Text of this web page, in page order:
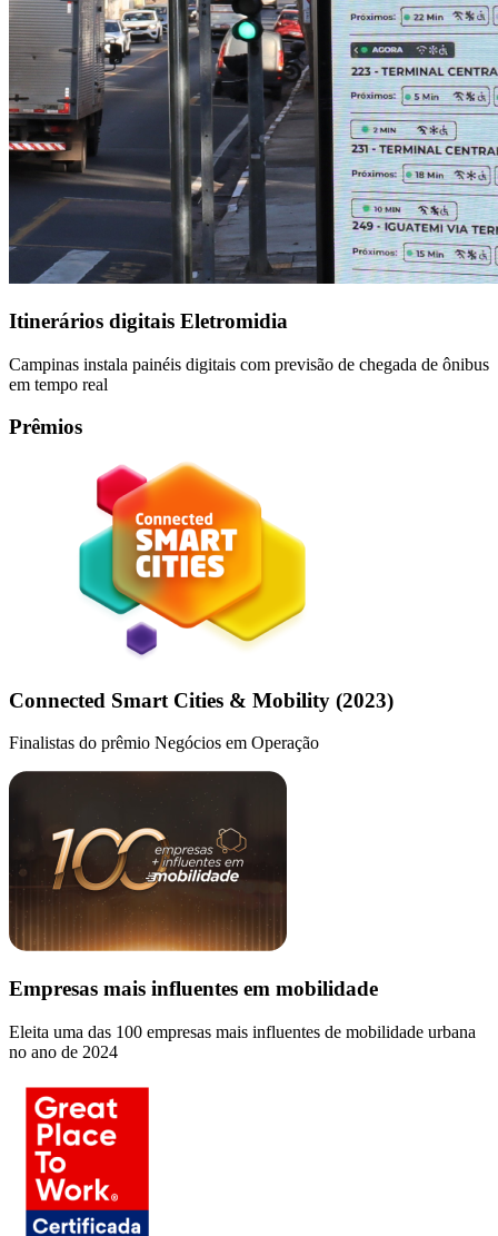
Itinerários digitais Eletromidia
Campinas instala painéis digitais com previsão de chegada de ônibus
em tempo real
Prêmios
Connected Smart Cities & Mobility (2023)
Finalistas do prêmio Negócios em Operação
Empresas mais influentes em mobilidade
Eleita uma das 100 empresas mais influentes de mobilidade urbana
no ano de 2024